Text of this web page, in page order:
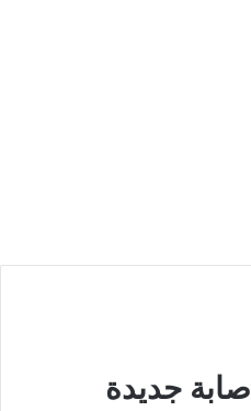
عاجل/ تسجيل 1 اصابة جديدة